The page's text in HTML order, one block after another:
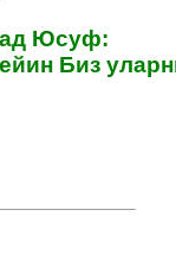
Юсуф:
Биз